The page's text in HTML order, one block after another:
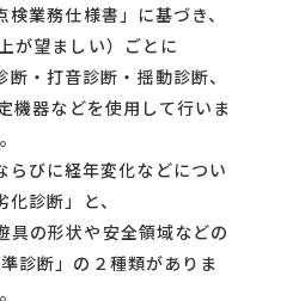
業務仕様書」に基づき、
が望ましい）ごとに
・打音診断・揺動診断、
機器などを使用して行いま
らびに経年変化などについ
診断」と、
の形状や安全領域などの
診断」の２種類がありま